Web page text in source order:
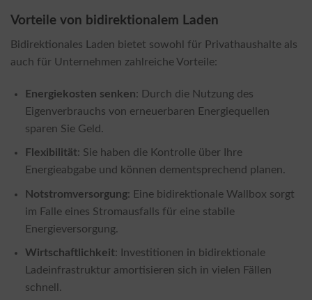
Vorteile von bidirektionalem Laden
Bidirektionales Laden bietet sowohl für Privathaushalte als
auch für Unternehmen zahlreiche Vorteile:
Energiekosten senken: Durch die Nutzung des
Eigenverbrauchs von erneuerbaren Energiequellen
sparen Sie Geld.
Flexibilität: Sie haben die Kontrolle über Ihre
Energieabgabe und können dementsprechend planen.
Notstromversorgung: Eine bidirektionale Wallbox sorgt
im Falle eines Stromausfalls für eine stabile
Energieversorgung.
Wirtschaftlichkeit: Investitionen in bidirektionale
Ladeinfrastruktur amortisieren sich in vielen Fällen
schnell.